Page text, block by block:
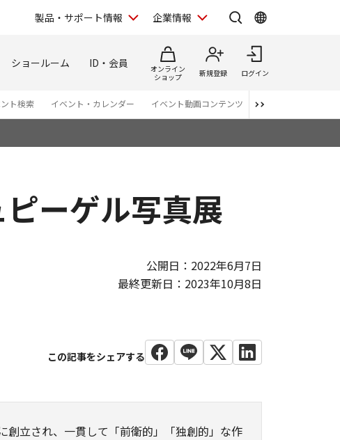
製品・サポート情報 企業情報
ショールーム ID・会員
オンライン
ショップ
新規登録 ログイン
ト検索 イベント・カレンダー イベント動画コンテンツ 番組スタッフが語
ーゲル写真展
公開日：2022年6月7日
最終更新日：2023年10月8日
創立され、一貫して「前衛的」「独創的」な作